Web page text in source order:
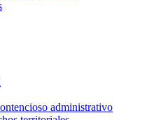
administrativo